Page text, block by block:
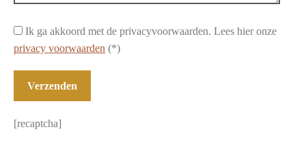
Ik ga akkoord met de privacyvoorwaarden. Lees hier onze
privacy voorwaarden (*)
[recaptcha]